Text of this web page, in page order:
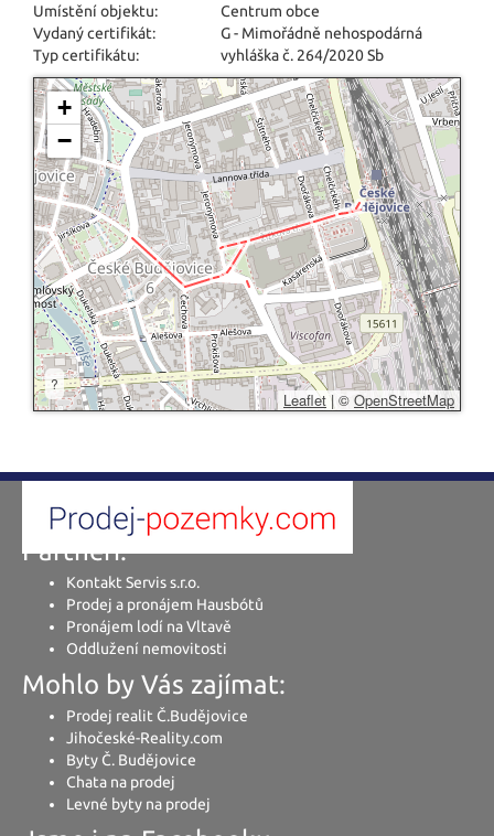
Umístění objektu:
Centrum obce
Vydaný certifikát:
G - Mimořádně nehospodárná
Typ certifikátu:
vyhláška č. 264/2020 Sb
+
−
?
Leaflet | © OpenStreetMap
Partneři:
Kontakt Servis s.r.o.
Prodej a pronájem Hausbótů
Pronájem lodí na Vltavě
Oddlužení nemovitosti
Mohlo by Vás zajímat:
Prodej realit Č.Budějovice
Jihočeské-Reality.com
Byty Č. Budějovice
Chata na prodej
Levné byty na prodej